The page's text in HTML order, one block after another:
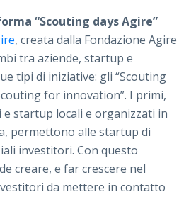
“Scouting days Agire”
, creata dalla Fondazione Agire
tra aziende, startup e
tipi di iniziative: gli “Scouting
for innovation”. I primi,
startup locali e organizzati in
permettono alle startup di
investitori. Con questo
creare, e far crescere nel
da mettere in contatto